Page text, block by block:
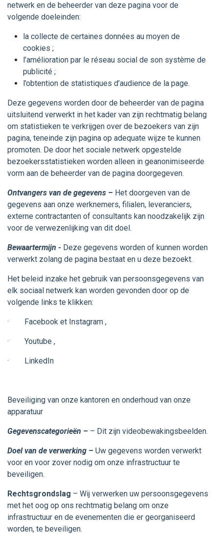
netwerk en de beheerder van deze pagina voor de
volgende doeleinden:
la collecte de certaines données au moyen de
cookies ;
l’amélioration par le réseau social de son système de
publicité ;
l’obtention de statistiques d’audience de la page.
Deze gegevens worden door de beheerder van de pagina
uitsluitend verwerkt in het kader van zijn rechtmatig belang
om statistieken te verkrijgen over de bezoekers van zijn
pagina, teneinde zijn pagina op adequate wijze te kunnen
promoten. De door het sociale netwerk opgestelde
bezoekersstatistieken worden alleen in geanonimiseerde
vorm aan de beheerder van de pagina doorgegeven.
Ontvangers van de gegevens – Het doorgeven van de
gegevens aan onze werknemers, filialen, leveranciers,
externe contractanten of consultants kan noodzakelijk zijn
voor de verwezenlijking van dit doel.
Bewaartermijn - Deze gegevens worden of kunnen worden
verwerkt zolang de pagina bestaat en u deze bezoekt.
Het beleid inzake het gebruik van persoonsgegevens van
elk sociaal netwerk kan worden gevonden door op de
volgende links te klikken:
· Facebook et Instagram ,
· Youtube ,
· LinkedIn
Beveiliging van onze kantoren en onderhoud van onze
apparatuur
Gegevenscategorieën – – Dit zijn videobewakingsbeelden.
Doel van de verwerking – Uw gegevens worden verwerkt
voor en voor zover nodig om onze infrastructuur te
beveiligen.
Rechtsgrondslag – Wij verwerken uw persoonsgegevens
met het oog op ons rechtmatig belang om onze
infrastructuur en de evenementen die er georganiseerd
worden, te beveiligen.